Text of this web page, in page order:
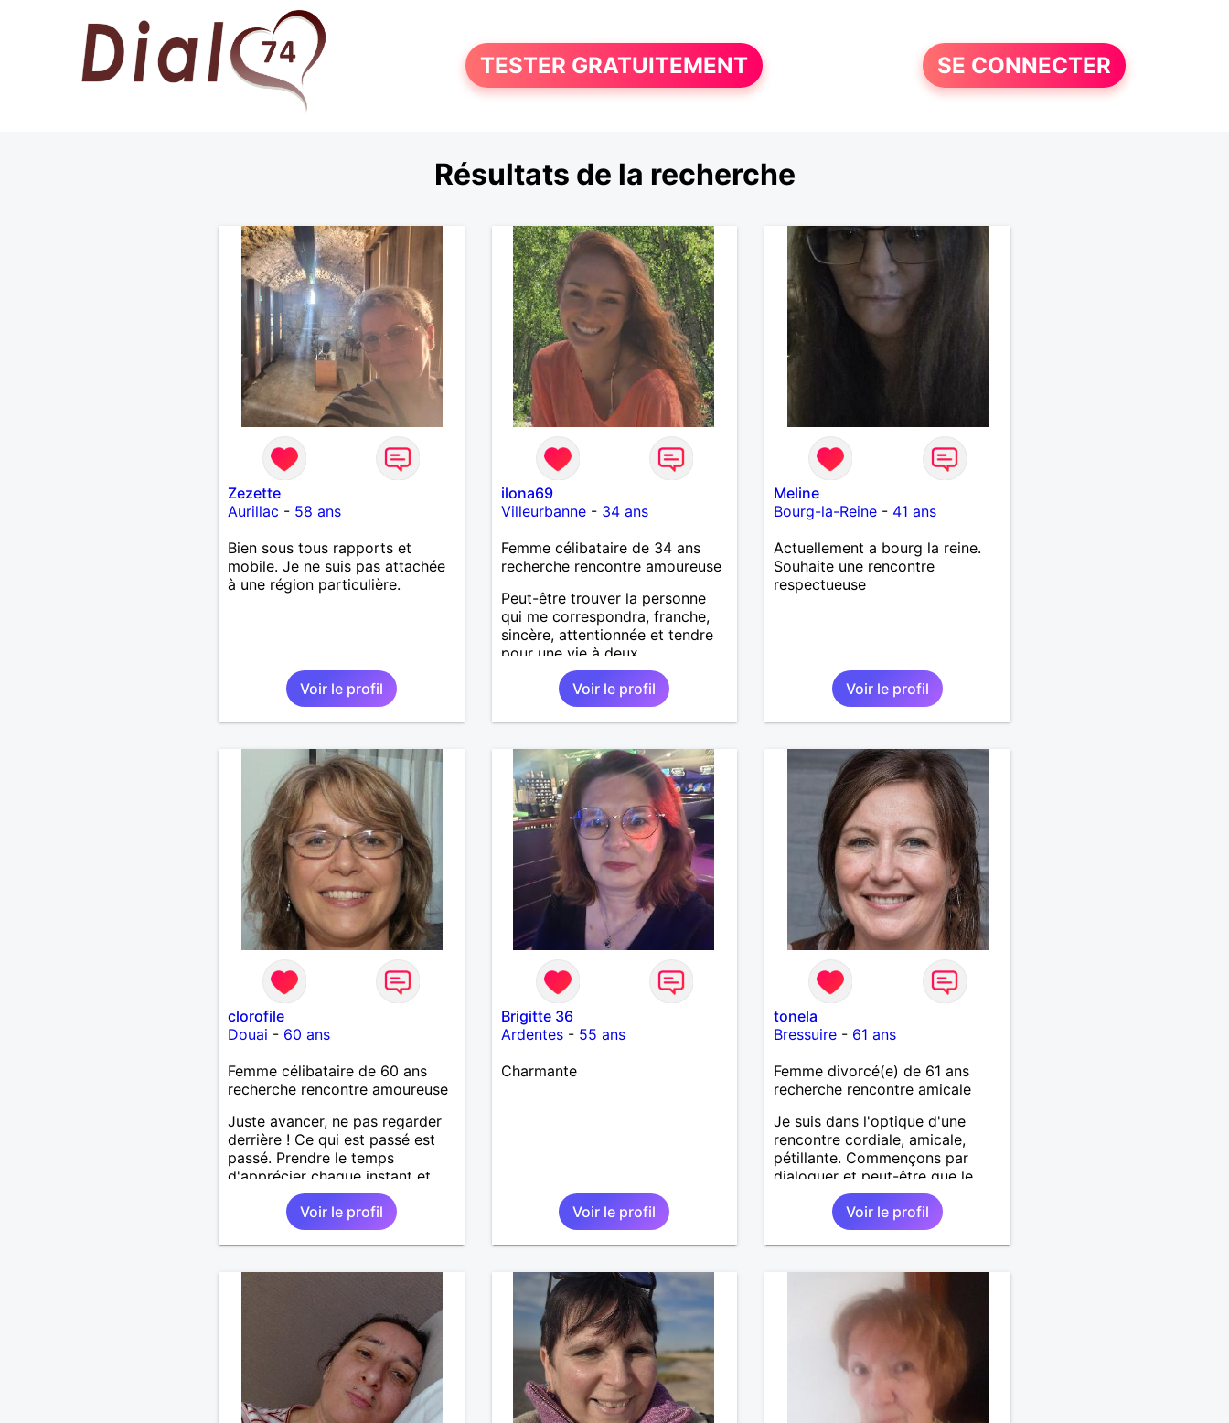
TESTER GRATUITEMENT SE CONNECTER
Résultats de la recherche
Zezette
Aurillac - 58 ans
Bien sous tous rapports et
mobile. Je ne suis pas attachée
à une région particulière.
Voir le profil
ilona69
Villeurbanne- 34 ans
Femme célibataire de 34 ans
recherche rencontre amoureuse
Peut-être trouver la personne
qui me correspondra, franche,
sincère, attentionnée et tendre
pour une vie à deux.
Voir le profil
Meline
Bourg-la-Reine - 41 ans
Actuellement a bourg la reine.
Souhaite une rencontre
respectueuse
Voir le profil
clorofile
Douai - 60 ans
Femme célibataire de 60 ans
recherche rencontre amoureuse
Juste avancer, ne pas regarder
derrière ! Ce qui est passé est
passé. Prendre le temps
d'apprécier chaque instant et
surtout apprécier les gens qui
nous entourent !Voir le profil
Brigitte 36
Ardentes- 55 ans
Charmante
Voir le profil
tonela
Bressuire - 61 ans
Femme divorcé(e) de 61 ans
recherche rencontre amicale
Je suis dans l'optique d'une
rencontre cordiale, amicale,
pétillante. Commençons par
dialoguer et peut-être que le
destin se chargera du reste.
Voir le profil